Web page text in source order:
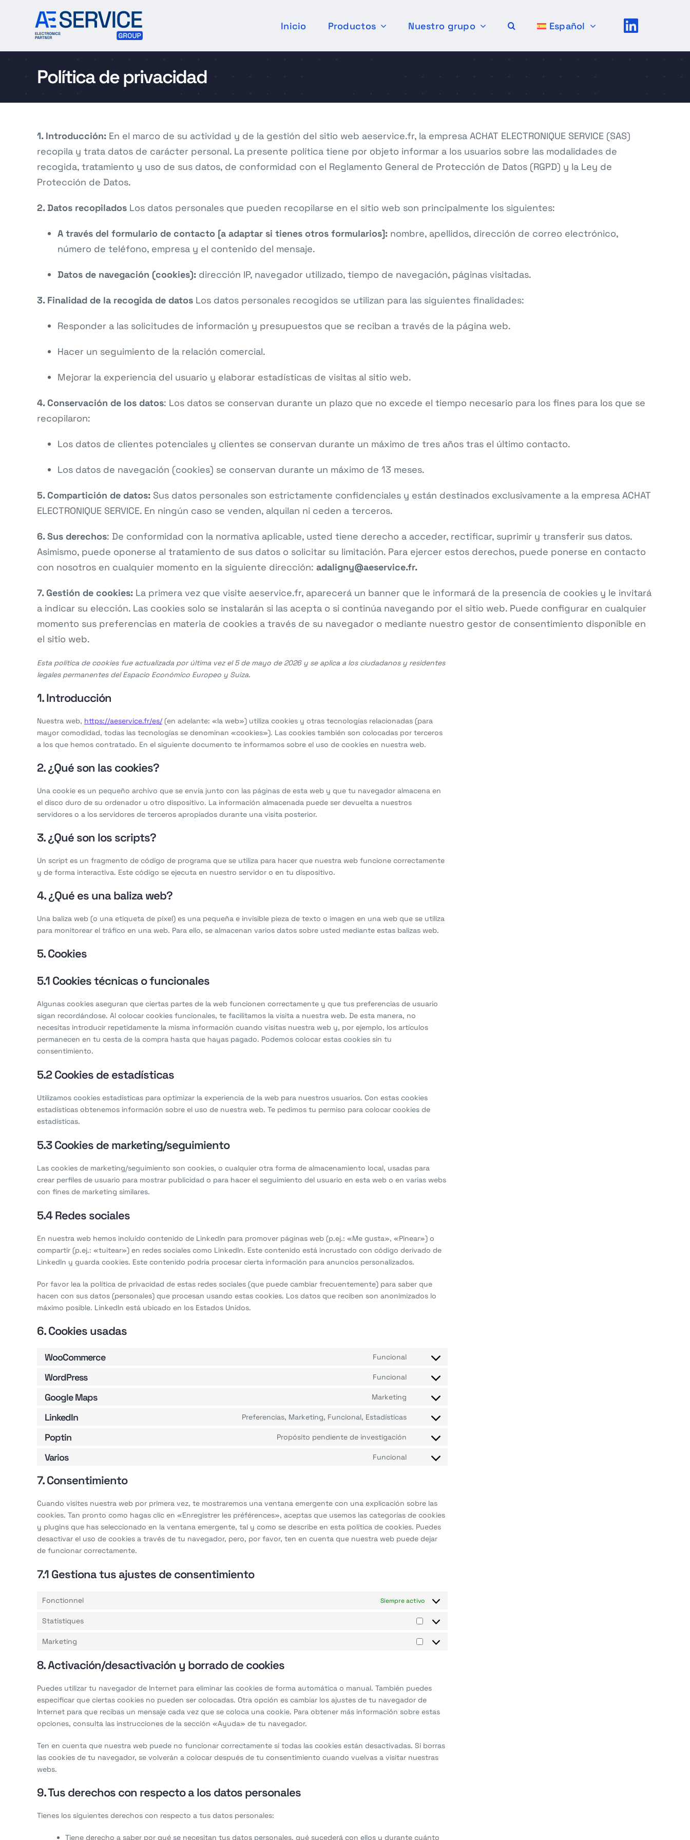
content
Inicio Productos Nuestro grupo Español
Política de privacidad
1. Introducción: En el marco de su actividad y de la gestión del sitio web aeservice.fr, la empresa ACHAT ELECTRONIQUE SERVICE (SAS)
recopila y trata datos de carácter personal. La presente política tiene por objeto informar a los usuarios sobre las modalidades de
recogida, tratamiento y uso de sus datos, de conformidad con el Reglamento General de Protección de Datos (RGPD) y la Ley de
Protección de Datos.
2. Datos recopilados Los datos personales que pueden recopilarse en el sitio web son principalmente los siguientes:
A través del formulario de contacto [a adaptar si tienes otros formularios]: nombre, apellidos, dirección de correo electrónico,
número de teléfono, empresa y el contenido del mensaje.
Datos de navegación (cookies): dirección IP, navegador utilizado, tiempo de navegación, páginas visitadas.
3. Finalidad de la recogida de datos Los datos personales recogidos se utilizan para las siguientes finalidades:
Responder a las solicitudes de información y presupuestos que se reciban a través de la página web.
Hacer un seguimiento de la relación comercial.
Mejorar la experiencia del usuario y elaborar estadísticas de visitas al sitio web.
4. Conservación de los datos: Los datos se conservan durante un plazo que no excede el tiempo necesario para los fines para los que se
recopilaron:
Los datos de clientes potenciales y clientes se conservan durante un máximo de tres años tras el último contacto.
Los datos de navegación (cookies) se conservan durante un máximo de 13 meses.
5. Compartición de datos: Sus datos personales son estrictamente confidenciales y están destinados exclusivamente a la empresa ACHAT
ELECTRONIQUE SERVICE. En ningún caso se venden, alquilan ni ceden a terceros.
6. Sus derechos: De conformidad con la normativa aplicable, usted tiene derecho a acceder, rectificar, suprimir y transferir sus datos.
Asimismo, puede oponerse al tratamiento de sus datos o solicitar su limitación. Para ejercer estos derechos, puede ponerse en contacto
con nosotros en cualquier momento en la siguiente dirección: adaligny@aeservice.fr.
7. Gestión de cookies: La primera vez que visite aeservice.fr, aparecerá un banner que le informará de la presencia de cookies y le invitará
a indicar su elección. Las cookies solo se instalarán si las acepta o si continúa navegando por el sitio web. Puede configurar en cualquier
momento sus preferencias en materia de cookies a través de su navegador o mediante nuestro gestor de consentimiento disponible en
el sitio web.
Esta política de cookies fue actualizada por última vez el 5 de mayo de 2026 y se aplica a los ciudadanos y residentes
legales permanentes del Espacio Económico Europeo y Suiza.
1. Introducción
Nuestra web, https://aeservice.fr/es/ (en adelante: «la web») utiliza cookies y otras tecnologías relacionadas (para
mayor comodidad, todas las tecnologías se denominan «cookies»). Las cookies también son colocadas por terceros
a los que hemos contratado. En el siguiente documento te informamos sobre el uso de cookies en nuestra web.
2. ¿Qué son las cookies?
Una cookie es un pequeño archivo que se envía junto con las páginas de esta web y que tu navegador almacena en
el disco duro de su ordenador u otro dispositivo. La información almacenada puede ser devuelta a nuestros
servidores o a los servidores de terceros apropiados durante una visita posterior.
3. ¿Qué son los scripts?
Un script es un fragmento de código de programa que se utiliza para hacer que nuestra web funcione correctamente
y de forma interactiva. Este código se ejecuta en nuestro servidor o en tu dispositivo.
4. ¿Qué es una baliza web?
Una baliza web (o una etiqueta de píxel) es una pequeña e invisible pieza de texto o imagen en una web que se utiliza
para monitorear el tráfico en una web. Para ello, se almacenan varios datos sobre usted mediante estas balizas web.
5. Cookies
5.1 Cookies técnicas o funcionales
Algunas cookies aseguran que ciertas partes de la web funcionen correctamente y que tus preferencias de usuario
sigan recordándose. Al colocar cookies funcionales, te facilitamos la visita a nuestra web. De esta manera, no
necesitas introducir repetidamente la misma información cuando visitas nuestra web y, por ejemplo, los artículos
permanecen en tu cesta de la compra hasta que hayas pagado. Podemos colocar estas cookies sin tu
consentimiento.
5.2 Cookies de estadísticas
Utilizamos cookies estadísticas para optimizar la experiencia de la web para nuestros usuarios. Con estas cookies
estadísticas obtenemos información sobre el uso de nuestra web. Te pedimos tu permiso para colocar cookies de
estadísticas.
5.3 Cookies de marketing/seguimiento
Las cookies de marketing/seguimiento son cookies, o cualquier otra forma de almacenamiento local, usadas para
crear perfiles de usuario para mostrar publicidad o para hacer el seguimiento del usuario en esta web o en varias webs
con fines de marketing similares.
5.4 Redes sociales
En nuestra web hemos incluido contenido de LinkedIn para promover páginas web (p.ej.: «Me gusta», «Pinear») o
compartir (p.ej.: «tuitear») en redes sociales como LinkedIn. Este contenido está incrustado con código derivado de
LinkedIn y guarda cookies. Este contenido podría procesar cierta información para anuncios personalizados.
Por favor lea la política de privacidad de estas redes sociales (que puede cambiar frecuentemente) para saber que
hacen con sus datos (personales) que procesan usando estas cookies. Los datos que reciben son anonimizados lo
máximo posible. LinkedIn está ubicado en los Estados Unidos.
6. Cookies usadas
WooCommerce Funcional
Consent
woocommerce
WordPress Funcional
Consent
wordpress
Google Maps Marketing
Consent
google-
LinkedIn Preferencias, Marketing, Funcional, Estadísticas
Consent
linkedin
Poptin Propósito pendiente de investigación
Consent
Varios Funcional
Consent
7. Consentimiento
Cuando visites nuestra web por primera vez, te mostraremos una ventana emergente con una explicación sobre las
cookies. Tan pronto como hagas clic en «Enregistrer les préférences», aceptas que usemos las categorías de cookies
y plugins que has seleccionado en la ventana emergente, tal y como se describe en esta política de cookies. Puedes
desactivar el uso de cookies a través de tu navegador, pero, por favor, ten en cuenta que nuestra web puede dejar
de funcionar correctamente.
7.1 Gestiona tus ajustes de consentimiento
Fonctionnel Siempre activo
Statistiques
Statistiques
Marketing
Marketing
8. Activación/desactivación y borrado de cookies
Puedes utilizar tu navegador de Internet para eliminar las cookies de forma automática o manual. También puedes
especificar que ciertas cookies no pueden ser colocadas. Otra opción es cambiar los ajustes de tu navegador de
Internet para que recibas un mensaje cada vez que se coloca una cookie. Para obtener más información sobre estas
opciones, consulta las instrucciones de la sección «Ayuda» de tu navegador.
Ten en cuenta que nuestra web puede no funcionar correctamente si todas las cookies están desactivadas. Si borras
las cookies de tu navegador, se volverán a colocar después de tu consentimiento cuando vuelvas a visitar nuestras
webs.
9. Tus derechos con respecto a los datos personales
Tienes los siguientes derechos con respecto a tus datos personales:
Tiene derecho a saber por qué se necesitan tus datos personales, qué sucederá con ellos y durante cuánto